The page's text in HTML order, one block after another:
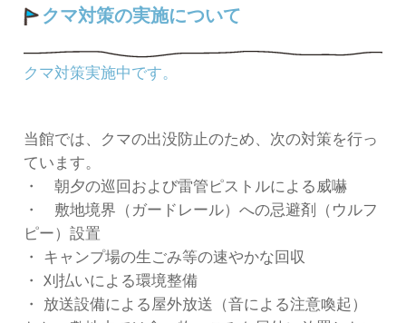
クマ対策の実施について
クマ対策実施中です。
当館では、クマの出没防止のため、次の対策を行っ
ています。
・ 朝夕の巡回および雷管ピストルによる威嚇
・ 敷地境界（ガードレール）への忌避剤（ウルフ
ピー）設置
・ キャンプ場の生ごみ等の速やかな回収
・ 刈払いによる環境整備
・ 放送設備による屋外放送（音による注意喚起）